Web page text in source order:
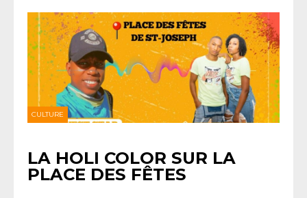
CULTURE
LA HOLI COLOR SUR LA
PLACE DES FÊTES